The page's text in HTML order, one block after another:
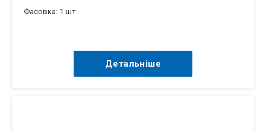
Фасовка: 1 шт.
Детальніше